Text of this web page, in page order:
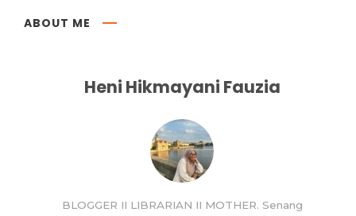
ABOUT ME
Heni Hikmayani Fauzia
BLOGGER II LIBRARIAN II MOTHER. Senang